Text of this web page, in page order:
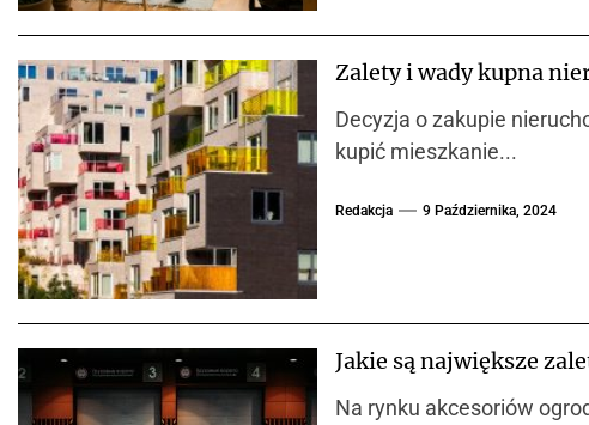
Zalety i wady kupna
Decyzja o zakupie
kupić mieszkanie...
Redakcja 9 Października, 2024
Jakie są największe
Na rynku akcesoriów